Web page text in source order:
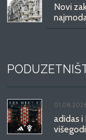
Novi
adidas